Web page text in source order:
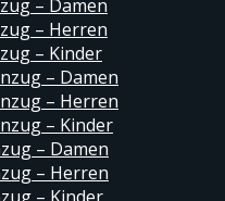
– Damen
– Herren
– Kinder
– Damen
– Herren
– Kinder
– Damen
– Herren